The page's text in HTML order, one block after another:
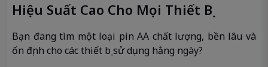
Hiệu Suất Cao Cho Mọi Thiết Bị
Bạn đang tìm một loại pin AA chất lượng, bền lâu và
ổn định cho các thiết bị sử dụng hằng ngày?